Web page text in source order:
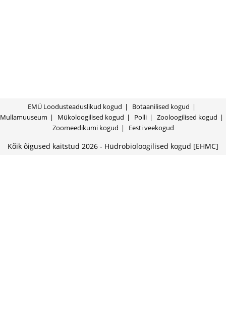
EMÜ Loodusteaduslikud kogud
Botaanilised kogud
Mullamuuseum
Mükoloogilised kogud Polli
Zooloogilised kogud
Zoomeedikumi kogud
Eesti veekogud
Kõik õigused kaitstud 2026 - Hüdrobioloogilised kogud [EHMC]